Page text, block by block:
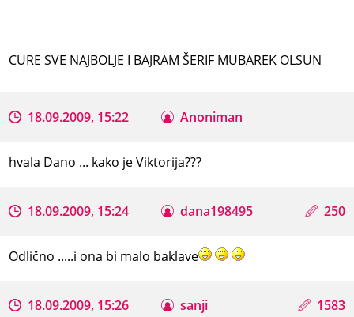
CURE SVE NAJBOLJE I BAJRAM ŠERIF MUBAREK OLSUN
18.09.2009, 15:22 Anoniman
hvala Dano ... kako je Viktorija???
18.09.2009, 15:24 dana198495 250
Odlično .....i ona bi malo baklave
18.09.2009, 15:26 sanji 1583